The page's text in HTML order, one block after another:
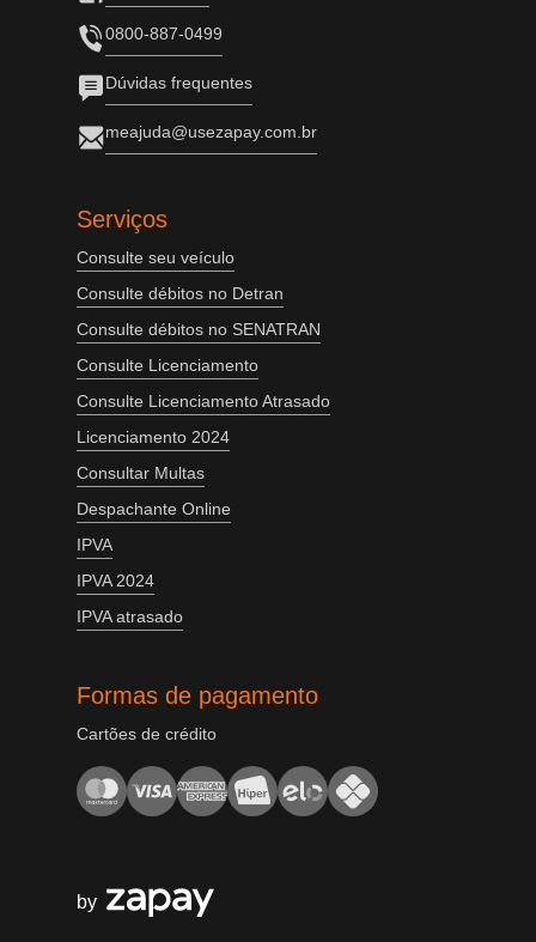
0800-887-0499
Dúvidas frequentes
meajuda@usezapay.com.br
Serviços
Consulte seu veículo
Consulte débitos no Detran
Consulte débitos no SENATRAN
Consulte Licenciamento
Consulte Licenciamento Atrasado
Licenciamento 2024
Consultar Multas
Despachante Online
IPVA
IPVA 2024
IPVA atrasado
Formas de pagamento
Cartões de crédito
by